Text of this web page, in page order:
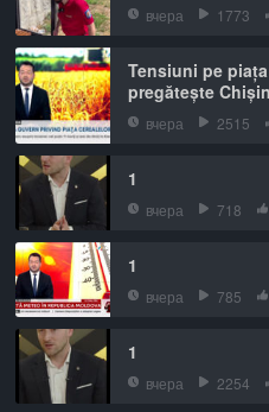
вчера 1773
Tensiuni pe
pregătește
вчера 2515
1
вчера 718
1
вчера 785
1
вчера 2254